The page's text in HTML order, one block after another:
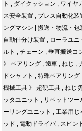
ト , ダイクッション , ワイヤ
ス安全装置 , プレス自動化装
ングマシン
搬送・物流・包
自動仕分け装置 , ローラユニ
ルト , チェーン , 垂直搬送コ
》 ベアリング , 歯車 , ねじ ,
ドシャフト , 特殊ベアリング
機械工具 》 超硬工具 , ねじ
ッタユニット , リベットツー
ーリングユニット , 工業用じ
ッド , 電動ドライバ, スピン